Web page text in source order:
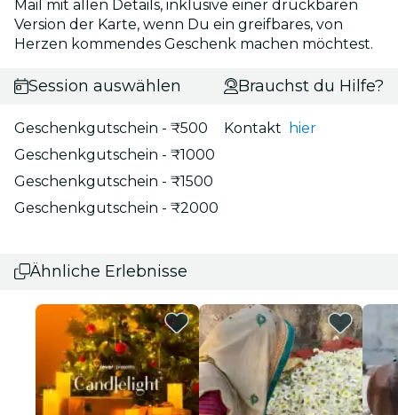
Mail mit allen Details, inklusive einer druckbaren
Version der Karte, wenn Du ein greifbares, von
Herzen kommendes Geschenk machen möchtest.
Session auswählen
Geschenkgutschein - ₹500
Geschenkgutschein - ₹1000
Geschenkgutschein - ₹1500
Geschenkgutschein - ₹2000
Brauchst du Hilfe?
Kontakt hier
Ähnliche Erlebnisse